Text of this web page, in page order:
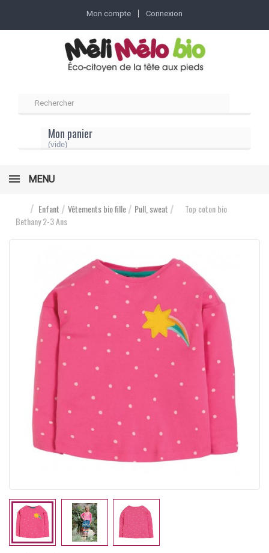
Mon compte Connexion
Mon panier
(vide)
MENU
Enfant Vêtements bio fille Pull, sweat
Top coton bio
Bethany 2-3 Ans